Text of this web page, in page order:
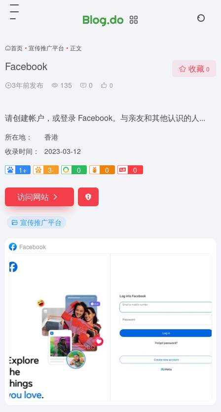
首页 • 宣传推广平台 • 正文
Facebook
3年前发布 135 0 0
收藏 0
请创建帐户，或登录 Facebook。与亲友和其他认识的人...
所在地：
香港
收录时间：
2023-03-12
1+
3- 0 0 0
访问网站
宣传推广平台
Facebook